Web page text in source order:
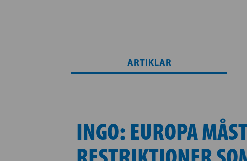
ARTIKLAR
INGO: EUROPA